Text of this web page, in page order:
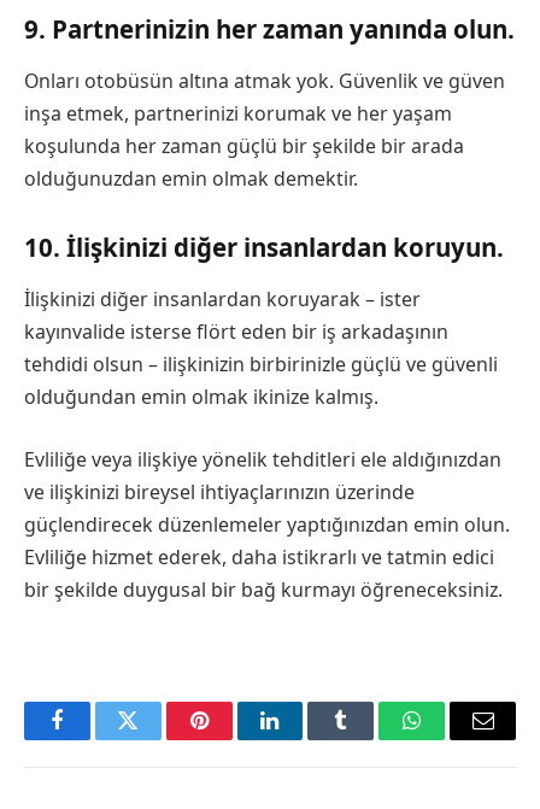
9. Partnerinizin her zaman yanında olun.
Onları otobüsün altına atmak yok. Güvenlik ve güven
inşa etmek, partnerinizi korumak ve her yaşam
koşulunda her zaman güçlü bir şekilde bir arada
olduğunuzdan emin olmak demektir.
10. İlişkinizi diğer insanlardan koruyun.
İlişkinizi diğer insanlardan koruyarak – ister
kayınvalide isterse flört eden bir iş arkadaşının
tehdidi olsun – ilişkinizin birbirinizle güçlü ve güvenli
olduğundan emin olmak ikinize kalmış.
Evliliğe veya ilişkiye yönelik tehditleri ele aldığınızdan
ve ilişkinizi bireysel ihtiyaçlarınızın üzerinde
güçlendirecek düzenlemeler yaptığınızdan emin olun.
Evliliğe hizmet ederek, daha istikrarlı ve tatmin edici
bir şekilde duygusal bir bağ kurmayı öğreneceksiniz.
FacebookTwitter PinterestLinkedInTumblr WhatsAppEmail